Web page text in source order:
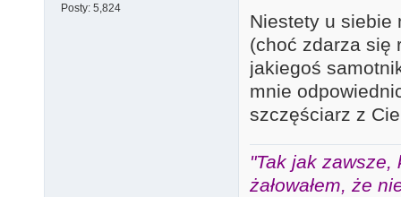
Posty: 5,824
Niestety u siebie
(choć zdarza się
jakiegoś
mnie
szczęściarz z
"Tak jak zawsze,
żałowałem, że